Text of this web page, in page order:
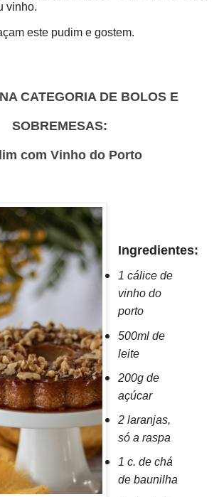
vinho.
este pudim e gostem.
CATEGORIA DE BOLOS E
SOBREMESAS:
com Vinho do Porto
Ingredientes:
1 cálice de
vinho do
porto
500ml de
leite
200g de
açúcar
2 laranjas,
só a raspa
1 c. de chá
de baunilha